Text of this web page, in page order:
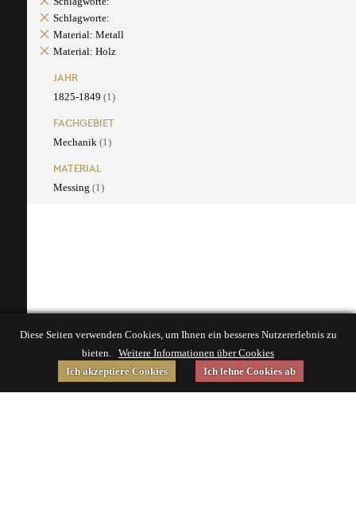
Schlagworte:
Material: Metall
Material: Holz
JAHR
1825-1849 (1)
FACHGEBIET
Mechanik (1)
MATERIAL
Messing (1)
Diese Seiten verwenden Cookies, um Ihnen ein besseres Nutzererlebnis zu
bieten. Weitere Informationen über Cookies
Ich akzeptiere Cookies
Ich lehne Cookies ab